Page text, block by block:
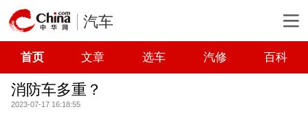
汽车
首页 文章 选车 汽修 百科
消防车多重？
2023-07-17 16:18:55